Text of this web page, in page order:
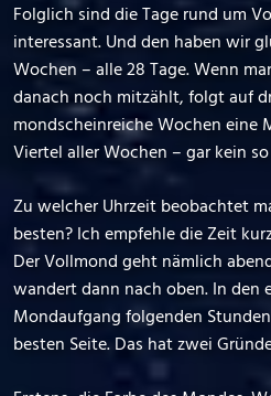
Folglich sind die Tage rund um
interessant. Und den haben wir
Wochen – alle 28 Tage. Wenn
danach noch mitzählt, folgt auf
mondscheinreiche Wochen eine
Viertel aller Wochen – gar kein
Zu welcher Uhrzeit beobachtet
besten? Ich empfehle die Zeit
Der Vollmond geht nämlich
wandert dann nach oben. In den
Mondaufgang folgenden
besten Seite. Das hat zwei